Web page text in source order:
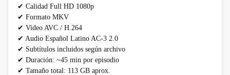
✔ Calidad Full HD 1080p
✔ Formato MKV
✔ Video AVC / H.264
✔ Audio Español Latino AC-3 2.0
✔ Subtítulos incluidos según archivo
✔ Duración: ~45 min por episodio
✔ Tamaño total: 113 GB aprox.